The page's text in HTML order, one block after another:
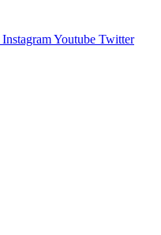
InstagramYoutube Twitter